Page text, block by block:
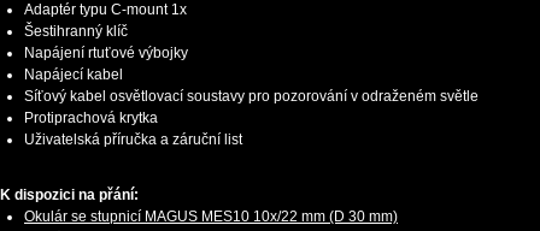
Adaptér typu C-mount 1x
Šestihranný klíč
Napájení rtuťové výbojky
Napájecí kabel
Síťový kabel osvětlovací soustavy pro pozorování v odraženém světle
Protiprachová krytka
Uživatelská příručka a záruční list
K dispozici na přání:
Okulár se stupnicí MAGUS MES10 10х/22 mm (D 30 mm)